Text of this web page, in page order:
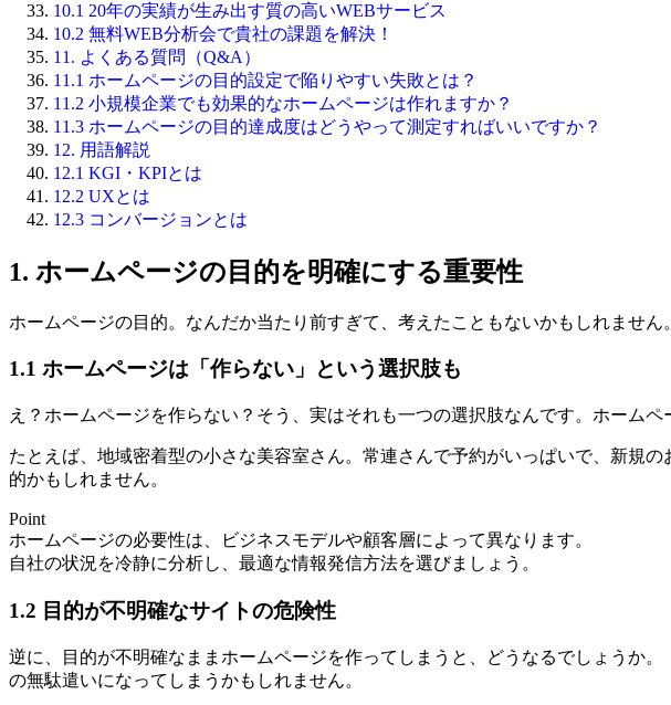
10.1 20年の実績が生み出す質の高いWEBサービス
10.2 無料WEB分析会で貴社の課題を解決！
11. よくある質問（Q&A）
11.1 ホームページの目的設定で陥りやすい失敗とは？
11.2 小規模企業でも効果的なホームページは作れますか？
11.3 ホームページの目的達成度はどうやって測定すればいいですか？
12. 用語解説
12.1 KGI・KPIとは
12.2 UXとは
12.3 コンバージョンとは
1. ホームページの目的を明確にする重要性
ホームページの目的。なんだか当たり前すぎて、考えたこともないかもしれません
1.1 ホームページは「作らない」という選択肢も
え？ホームページを作らない？そう、実はそれも一つの選択肢なんです。ホーム
たとえば、地域密着型の小さな美容室さん。常連さんで予約がいっぱいで、新規
的かもしれません。
Point
ホームページの必要性は、ビジネスモデルや顧客層によって異なります。
自社の状況を冷静に分析し、最適な情報発信方法を選びましょう。
1.2 目的が不明確なサイトの危険性
逆に、目的が不明確なままホームページを作ってしまうと、どうなるでしょうか
の無駄遣いになってしまうかもしれません。